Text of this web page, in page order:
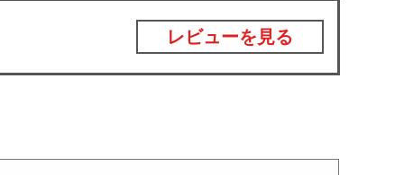
レビューを見る